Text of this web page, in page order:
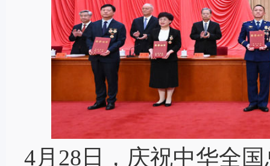
4月28日，庆祝中华全